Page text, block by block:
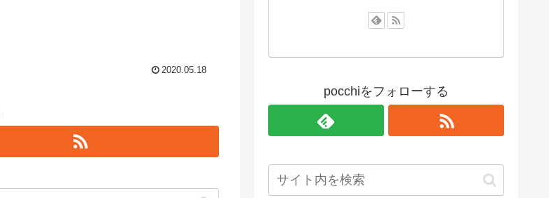
2020.05.18
pocchiをフォローする